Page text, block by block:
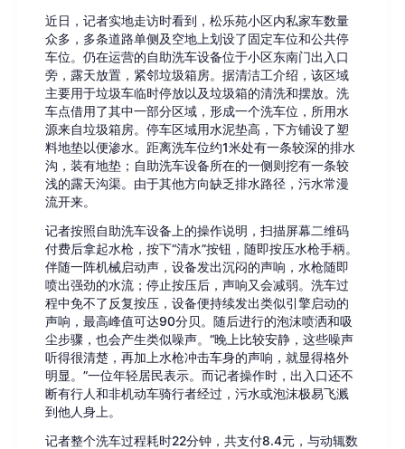
近日，记者实地走访时看到，松乐苑小区内私家车数量
众多，多条道路单侧及空地上划设了固定车位和公共停
车位。仍在运营的自助洗车设备位于小区东南门出入口
旁，露天放置，紧邻垃圾箱房。据清洁工介绍，该区域
主要用于垃圾车临时停放以及垃圾箱的清洗和摆放。洗
车点借用了其中一部分区域，形成一个洗车位，所用水
源来自垃圾箱房。停车区域用水泥垫高，下方铺设了塑
料地垫以便渗水。距离洗车位约1米处有一条较深的排水
沟，装有地垫；自助洗车设备所在的一侧则挖有一条较
浅的露天沟渠。由于其他方向缺乏排水路径，污水常漫
流开来。
记者按照自助洗车设备上的操作说明，扫描屏幕二维码
付费后拿起水枪，按下“清水”按钮，随即按压水枪手柄。
伴随一阵机械启动声，设备发出沉闷的声响，水枪随即
喷出强劲的水流；停止按压后，声响又会减弱。洗车过
程中免不了反复按压，设备便持续发出类似引擎启动的
声响，最高峰值可达90分贝。随后进行的泡沫喷洒和吸
尘步骤，也会产生类似噪声。“晚上比较安静，这些噪声
听得很清楚，再加上水枪冲击车身的声响，就显得格外
明显。”一位年轻居民表示。而记者操作时，出入口还不
断有行人和非机动车骑行者经过，污水或泡沫极易飞溅
到他人身上。
记者整个洗车过程耗时22分钟，共支付8.4元，与动辄数